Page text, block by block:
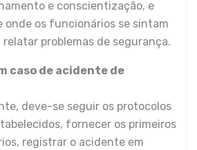
e conscientização, e
onde os funcionários se sintam
problemas de segurança.
caso de acidente de
deve-se seguir os protocolos
fornecer os primeiros
registrar o acidente em